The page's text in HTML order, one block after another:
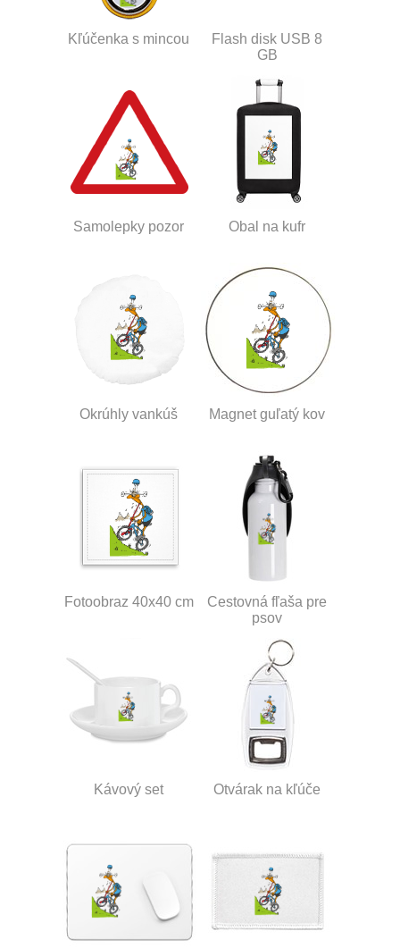
Kľúčenka s mincou
Flash disk USB 8
GB
Samolepky pozor Obal na kufr
Okrúhly vankúš Magnet guľatý kov
Fotoobraz 40x40 cm
Cestovná fľaša pre
psov
Kávový set Otvárak na kľúče